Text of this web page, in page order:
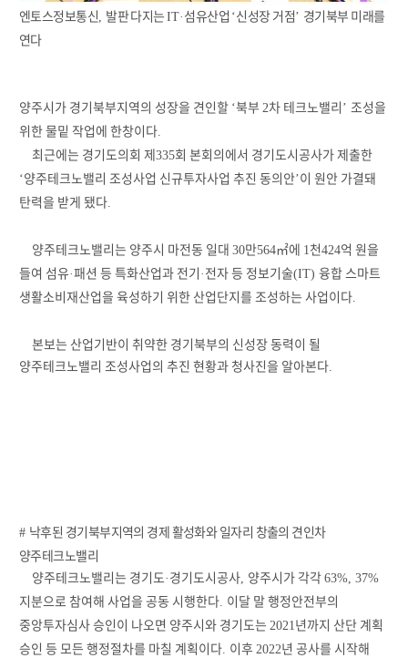
엔토스정보통신 발판 다지는IT· 섬유산업 ‘신성장 거점’ 경기북부 미래를
연다
양주시가 경기북부지역의 성장을 견인할 ‘북부 2차 테크노밸리 ’ 조성을
위한 물밑 작업에 한창이다
최근에는 경기도의회 제335회 본회의에서 경기도시공사가 제출한
‘양주테크노밸리 조성사업 신규투자사업 추진 동의안’이 원안 가결돼
탄력을 받게 됐다
양주테크노밸리는 양주시 마전동 일대 30만564㎡에 1 천424억 원을
들여 섬유·패션 등 특화산업과 전기 · 전자 등 정보기술(IT) 융합 스마트
생활소비재산업을 육성하기 위한 산업단지를 조성하는 사업이다
본보는 산업기반이 취약한 경기북부의 신성장 동력이 될
양주테크노밸리 조성사업의 추진 현황과 청사진을 알아본다
# 낙후된 경기북부지역의 경제 활성화와 일자리 창출의 견인차
양주테크노밸리
양주테크노밸리는 경기도 · 경기도시공사 양주시가 각각 63%, 37%
지분으로 참여해 사업을 공동 시행한다 이달 말 행정안전부의
중앙투자심사 승인이 나오면 양주시와 경기도는 2021 년까지 산단 계획
승인 등 모든 행정절차를 마칠 계획이다 이후 2022년 공사를 시작해